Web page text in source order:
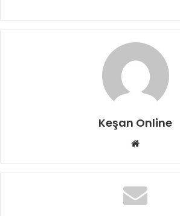
Keşan Online
Web